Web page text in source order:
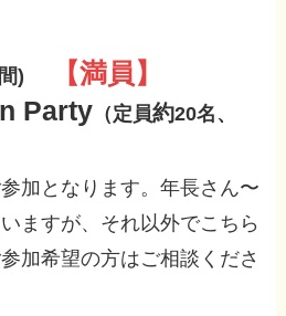
)
【満員】
Party （定員約20名、
加となります。年長さん〜
ますが、それ以外でこちら
加希望の方はご相談くださ